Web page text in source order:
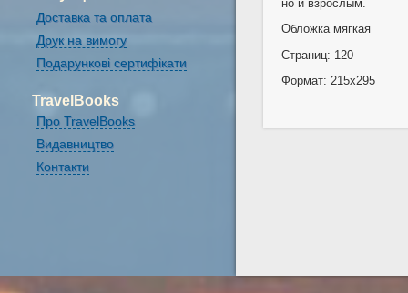
Доставка та оплата
Друк на вимогу
Подарункові сертифікати
TravelBooks
Про TravelBooks
Видавництво
Контакти
но и взрослым.
Обложка мягкая
Страниц: 120
Формат: 215x295